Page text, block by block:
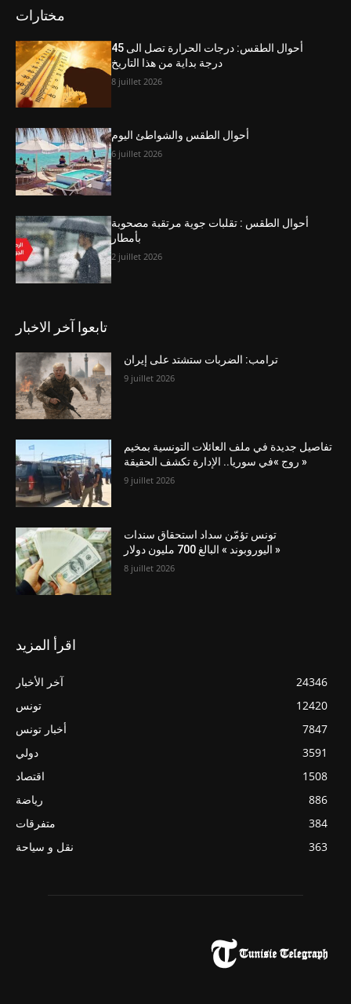
مختارات
أحوال الطقس: درجات الحرارة تصل الى 45
درجة بداية من هذا التاريخ
8 juillet 2026
أحوال الطقس والشواطئ اليوم
6 juillet 2026
أحوال الطقس : تقلبات جوية مرتقبة مصحوبة
بأمطار
2 juillet 2026
تابعوا آخر الاخبار
ترامب: الضربات ستشتد على إيران
9 juillet 2026
تفاصيل جديدة في ملف العائلات التونسية بمخيم
« روج »في سوريا.. الإدارة تكشف الحقيقة
9 juillet 2026
تونس تؤمّن سداد استحقاق سندات
« اليوروبوند » البالغ 700 مليون دولار
8 juillet 2026
اقرأ المزيد
آخر الأخبار
24346
تونس
12420
أخبار تونس
7847
دولي
3591
اقتصاد
1508
رياضة
886
متفرقات
384
نقل و سياحة
363